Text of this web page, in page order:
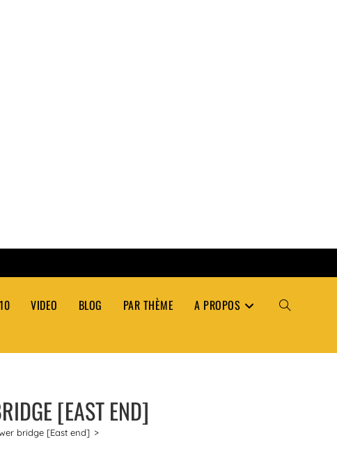
VIDEO BLOG PAR THÈME A PROPOS TOGGLE
[EAST END]
bridge [East end] >